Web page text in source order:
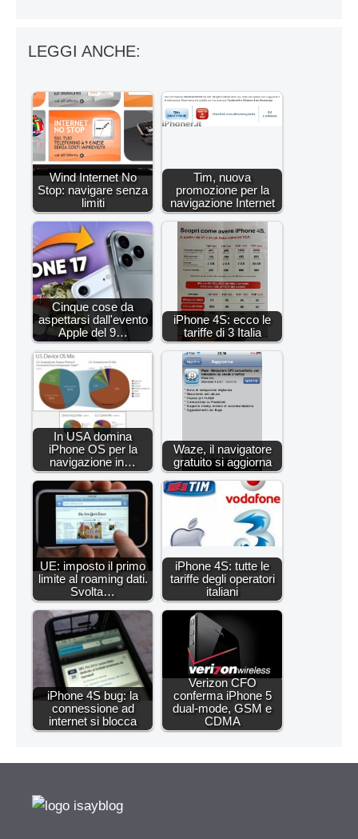
LEGGI ANCHE:
Wind Internet No
Stop: navigare senza
limiti
Tim, nuova
promozione per la
navigazione Internet
Cinque cose da
aspettarsi dall'evento
Apple del 9…
iPhone 4S: ecco le
tariffe di 3 Italia
In USA domina
iPhone OS per la
navigazione in…
Waze, il navigatore
gratuito si aggiorna
UE: imposto il primo
limite al roaming dati.
Svolta…
iPhone 4S: tutte le
tariffe degli operatori
italiani
iPhone 4S bug: la
connessione ad
internet si blocca
Verizon CFO
conferma iPhone 5
dual-mode, GSM e
CDMA